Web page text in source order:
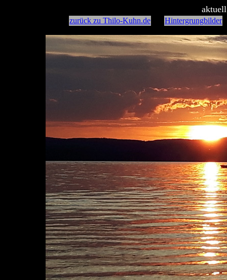
zurück zu Thilo-Kuhn.de Hintergrungbilder